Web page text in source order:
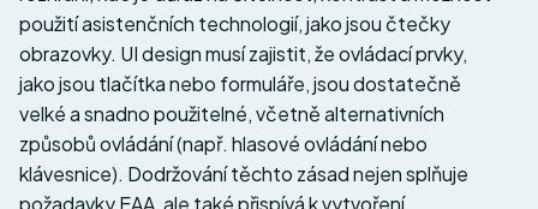
použití asistenčních technologií, jako jsou čtečky
obrazovky. UI design musí zajistit, že ovládací prvky,
jako jsou tlačítka nebo formuláře, jsou dostatečně
velké a snadno použitelné, včetně alternativních
způsobů ovládání (např. hlasové ovládání nebo
klávesnice). Dodržování těchto zásad nejen splňuje
požadavky EAA, ale také přispívá k vytvoření